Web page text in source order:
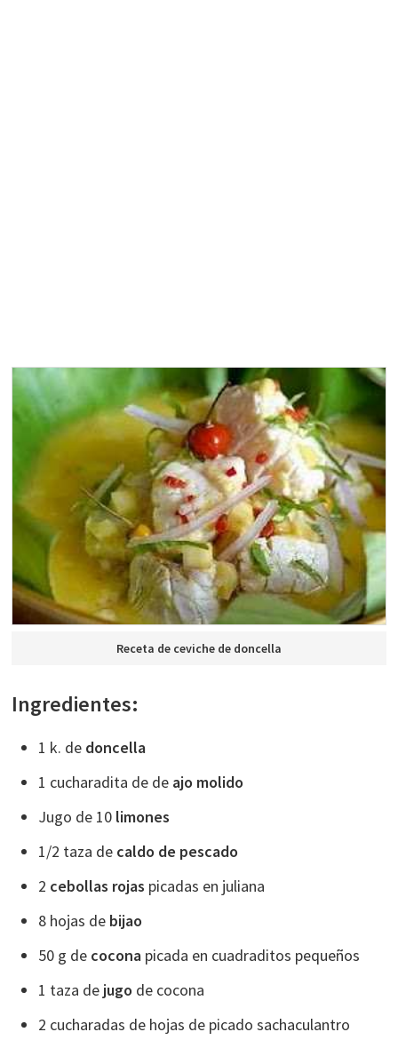
Receta de ceviche de doncella
Ingredientes:
1 k. de doncella
1 cucharadita de de ajo molido
Jugo de 10 limones
1/2 taza de caldo de pescado
2 cebollas rojas picadas en juliana
8 hojas de bijao
50 g de cocona picada en cuadraditos pequeños
1 taza de jugo de cocona
2 cucharadas de hojas de picado sachaculantro